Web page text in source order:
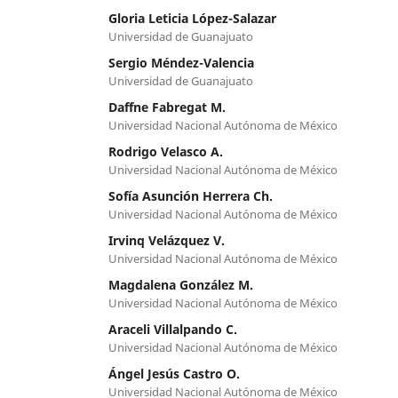
Gloria Leticia López-Salazar
Universidad de Guanajuato
Sergio Méndez-Valencia
Universidad de Guanajuato
Daffne Fabregat M.
Universidad Nacional Autónoma de México
Rodrigo Velasco A.
Universidad Nacional Autónoma de México
Sofía Asunción Herrera Ch.
Universidad Nacional Autónoma de México
Irvinq Velázquez V.
Universidad Nacional Autónoma de México
Magdalena González M.
Universidad Nacional Autónoma de México
Araceli Villalpando C.
Universidad Nacional Autónoma de México
Ángel Jesús Castro O.
Universidad Nacional Autónoma de México